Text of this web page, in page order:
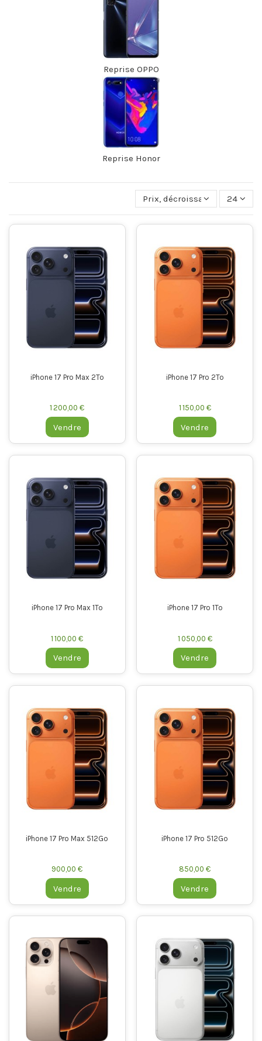
Reprise OPPO
Reprise Honor
Prix, décroissant 24
iPhone 17 Pro Max 2To
1 200,00 €
Vendre
iPhone 17 Pro 2To
1 150,00 €
Vendre
iPhone 17 Pro Max 1To
1 100,00 €
Vendre
iPhone 17 Pro 1To
1 050,00 €
Vendre
iPhone 17 Pro Max 512Go
900,00 €
Vendre
iPhone 17 Pro 512Go
850,00 €
Vendre